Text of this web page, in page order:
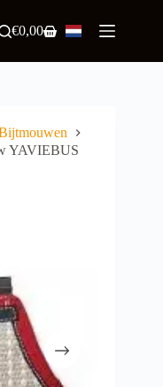
Winkelwagen
€0,00
YAVIEBUS